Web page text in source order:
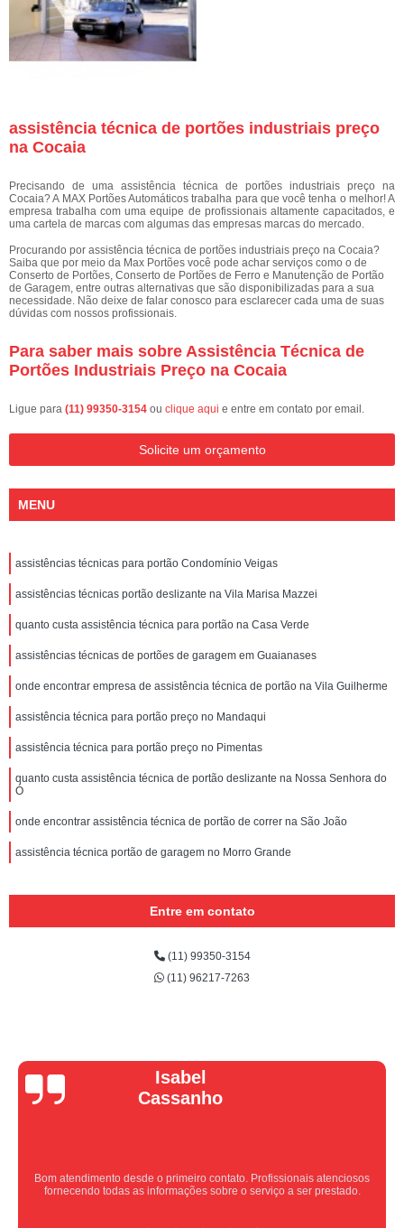
assistência técnica de portões industriais preço
na Cocaia
Precisando de uma assistência técnica de portões industriais preço na
Cocaia? A MAX Portões Automáticos trabalha para que você tenha o melhor! A
empresa trabalha com uma equipe de profissionais altamente capacitados, e
uma cartela de marcas com algumas das empresas marcas do mercado.
Procurando por assistência técnica de portões industriais preço na Cocaia?
Saiba que por meio da Max Portões você pode achar serviços como o de
Conserto de Portões, Conserto de Portões de Ferro e Manutenção de Portão
de Garagem, entre outras alternativas que são disponibilizadas para a sua
necessidade. Não deixe de falar conosco para esclarecer cada uma de suas
dúvidas com nossos profissionais.
Para saber mais sobre Assistência Técnica de
Portões Industriais Preço na Cocaia
Ligue para (11) 99350-3154 ou clique aqui e entre em contato por email.
Solicite um orçamento
MENU
assistências técnicas para portão Condomínio Veigas
assistências técnicas portão deslizante na Vila Marisa Mazzei
quanto custa assistência técnica para portão na Casa Verde
assistências técnicas de portões de garagem em Guaianases
onde encontrar empresa de assistência técnica de portão na Vila Guilherme
assistência técnica para portão preço no Mandaqui
assistência técnica para portão preço no Pimentas
quanto custa assistência técnica de portão deslizante na Nossa Senhora do
Ó
onde encontrar assistência técnica de portão de correr na São João
assistência técnica portão de garagem no Morro Grande
Entre em contato
(11) 99350-3154
(11) 96217-7263
Vera Maria
Equipe nota 10, trabalho rápido com excelência , super organizados.
Super indico.